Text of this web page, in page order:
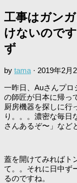
工事はガン
けないので
ず
by tama · 2019年2月
一昨日、Auさんプロ
の師匠が日本に帰っ
厨房機器を探しに行
り。。。濃密な毎日
さんあるぞ〜」など
蓋を開けてみればト
て。。それに日中ず
るのですね。